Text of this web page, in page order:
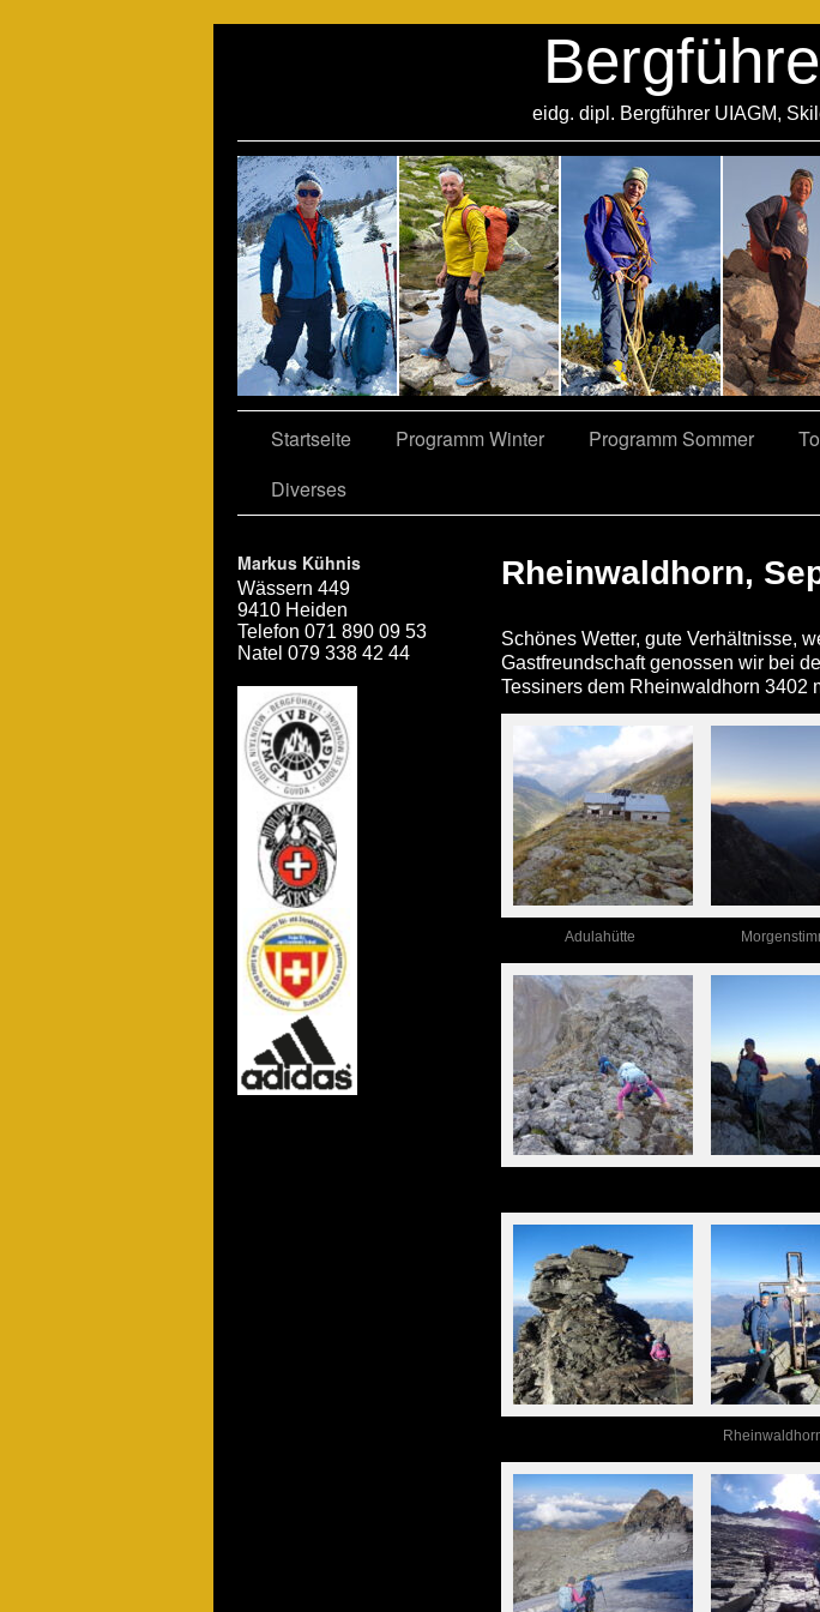
eidg. dipl. Bergführer UIAGM,
Startseite Programm Winter Programm Sommer
Diverses
Markus Kühnis
Wässern 449
9410 Heiden
Telefon 071 890 09 53
Natel 079 338 42 44
Rheinwaldhorn,
Schönes Wetter, gute Verhältnisse,
Gastfreundschaft genossen wir bei
Tessiners dem Rheinwaldhorn 3402
Adulahütte